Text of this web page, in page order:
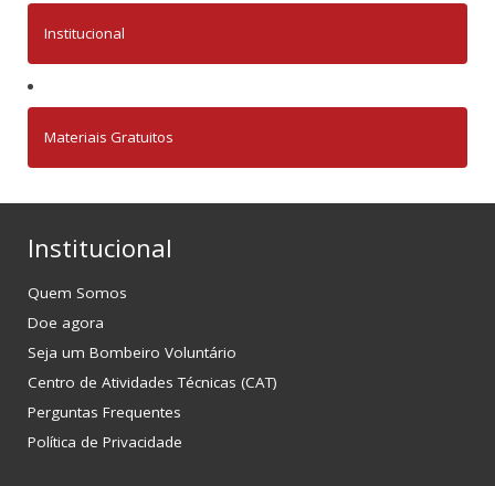
Institucional
Materiais Gratuitos
Institucional
Quem Somos
Doe agora
Seja um Bombeiro Voluntário
Centro de Atividades Técnicas (CAT)
Perguntas Frequentes
Política de Privacidade